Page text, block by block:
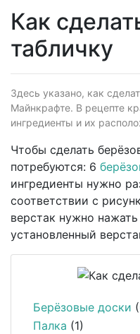
Как
табличку
Здесь указано, как
Майнкрафте. В рецепте
ингредиенты и их
Чтобы сделать
потребуются: 6
ингредиенты нужно
соответствии с
верстак нужно
установленный
Берёзовые доски
Палка (1)